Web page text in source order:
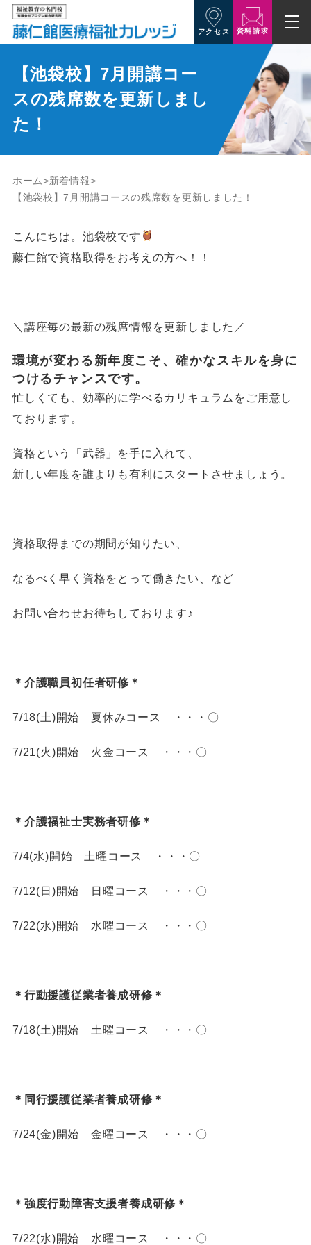
アクセス 資料請求
【池袋校】7月開講コー
スの残席数を更新しまし
た！
ホーム
新着情報
【池袋校】7月開講コースの残席数を更新しました！
こんにちは。池袋校です
藤仁館で資格取得をお考えの方へ！！
＼講座毎の最新の残席情報を更新しました／
環境が変わる新年度こそ、確かなスキルを身に
つけるチャンスです。
忙しくても、効率的に学べるカリキュラムをご用意し
ております。
資格という「武器」を手に入れて、
新しい年度を誰よりも有利にスタートさせましょう。
資格取得までの期間が知りたい、
なるべく早く資格をとって働きたい、など
お問い合わせお待ちしております♪
＊介護職員初任者研修＊
7/18(土)開始 夏休みコース ・・・〇
7/21(火)開始 火金コース ・・・〇
＊介護福祉士実務者研修＊
7/4(水)開始 土曜コース ・・・〇
7/12(日)開始 日曜コース ・・・〇
7/22(水)開始 水曜コース ・・・〇
＊行動援護従業者養成研修＊
7/18(土)開始 土曜コース ・・・〇
＊同行援護従業者養成研修＊
7/24(金)開始 金曜コース ・・・〇
＊強度行動障害支援者養成研修＊
7/22(水)開始 水曜コース ・・・〇